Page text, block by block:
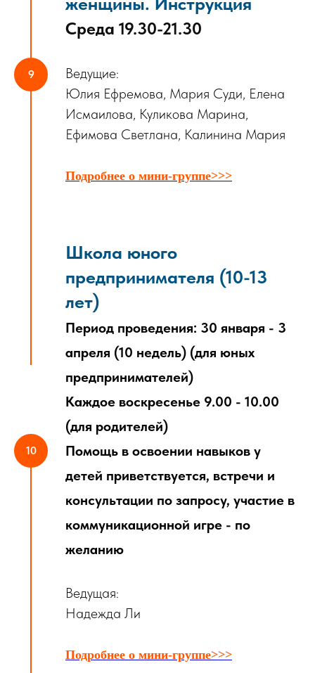
Среда 19.30-21.30
Ведущие:
Юлия Ефремова, Мария Суди, Елена
Исмаилова, Куликова Марина,
Ефимова Светлана, Калинина Мария
Подробнее о мини-группе>>>
Школа юного
предпринимателя (10-13
лет)
Период проведения: 30 января - 3
апреля (10 недель) (для юных
предпринимателей)
Каждое воскресенье 9.00 - 10.00
(для родителей)
Помощь в освоении навыков у
детей приветствуется, встречи и
консультации по запросу, участие в
коммуникационной игре - по
желанию
Ведущая:
Надежда Ли
Подробнее о мини-группе>>>